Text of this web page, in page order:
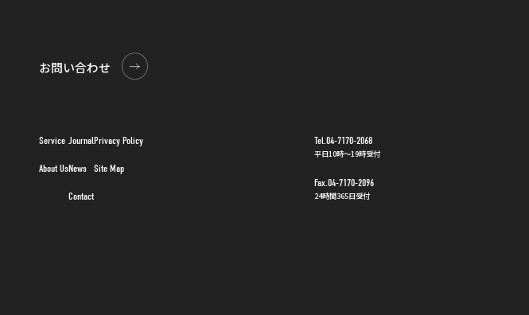
お問い合わせ
お問い合わせ
Service
About Us
Journal
News
Contact
Privacy Policy
Site Map
Tel.04-7170-2068
平日10時〜19時受付
Fax.04-7170-2096
24時間365日受付